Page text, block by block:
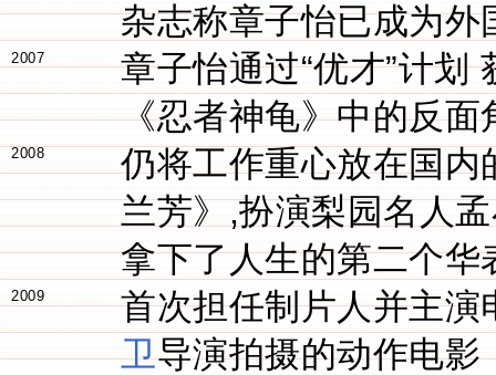
杂志称章子怡已成为
2007
章子怡通过“优才”计划
《忍者神龟》中的反面
2008
仍将工作重心放在国内
兰芳》,扮演梨园名人
拿下了人生的第二个华
2009
首次担任制片人并主演
卫导演拍摄的动作电影